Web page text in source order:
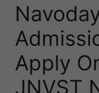
Apply
JNVST